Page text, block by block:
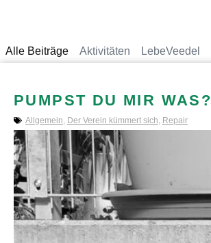
Aktivitäten LebeVeedel
Alle Beiträge
PUMPST DU MIR WAS?
Allgemein, Der Verein kümmert sich, Repair